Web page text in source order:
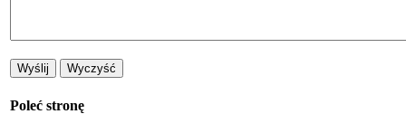
Poleć stronę